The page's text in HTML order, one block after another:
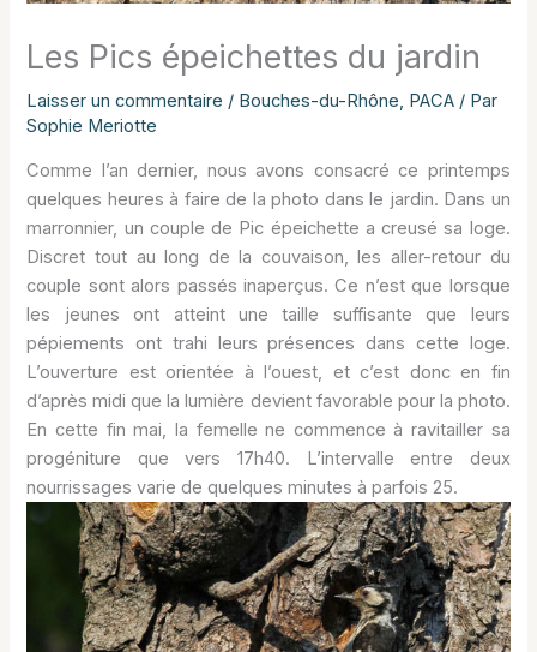
Les Pics épeichettes du jardin
Laisser un commentaire / Bouches-du-Rhône, PACA / Par
Sophie Meriotte
Comme l’an dernier, nous avons consacré ce printemps
quelques heures à faire de la photo dans le jardin. Dans un
marronnier, un couple de Pic épeichette a creusé sa loge.
Discret tout au long de la couvaison, les aller-retour du
couple sont alors passés inaperçus. Ce n’est que lorsque
les jeunes ont atteint une taille suffisante que leurs
pépiements ont trahi leurs présences dans cette loge.
L’ouverture est orientée à l’ouest, et c’est donc en fin
d’après midi que la lumière devient favorable pour la photo.
En cette fin mai, la femelle ne commence à ravitailler sa
progéniture que vers 17h40. L’intervalle entre deux
nourrissages varie de quelques minutes à parfois 25.